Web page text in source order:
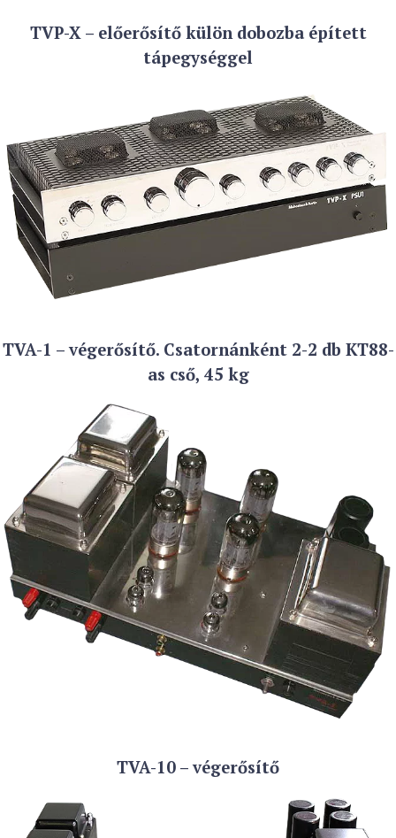
TVP-X – előerősítő külön dobozba épített
tápegységgel
TVA-1 – végerősítő. Csatornánként 2-2 db KT88-
as cső, 45 kg
TVA-10 – végerősítő